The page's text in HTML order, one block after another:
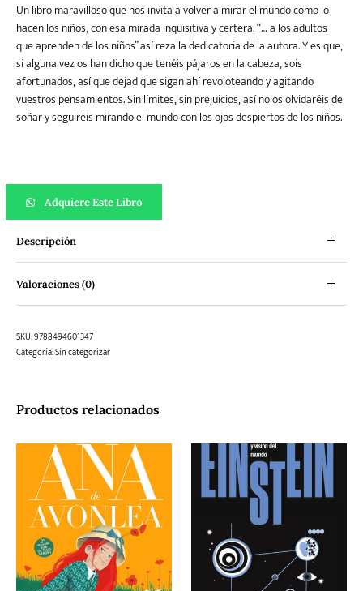
Un libro maravilloso que nos invita a volver a mirar el mundo cómo lo
hacen los niños, con esa mirada inquisitiva y certera. “… a los adultos
que aprenden de los niños” así reza la dedicatoria de la autora. Y es que,
si alguna vez os han dicho que tenéis pájaros en la cabeza, sois
afortunados, así que dejad que sigan ahí revoloteando y agitando
vuestros pensamientos. Sin límites, sin prejuicios, así no os olvidaréis de
soñar y seguiréis mirando el mundo con los ojos despiertos de los niños.
Adquiere Este Libro
Descripción
Valoraciones (0)
SKU:9788494601347
Categoría:Sin categorizar
Productos relacionados